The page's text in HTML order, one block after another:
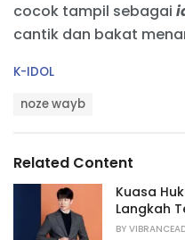
cocok tampil sebagai
cantik dan bakat
C
r
i
K-IDOL
:
noze wayb
Related Content
Kuasa
Langkah
BY